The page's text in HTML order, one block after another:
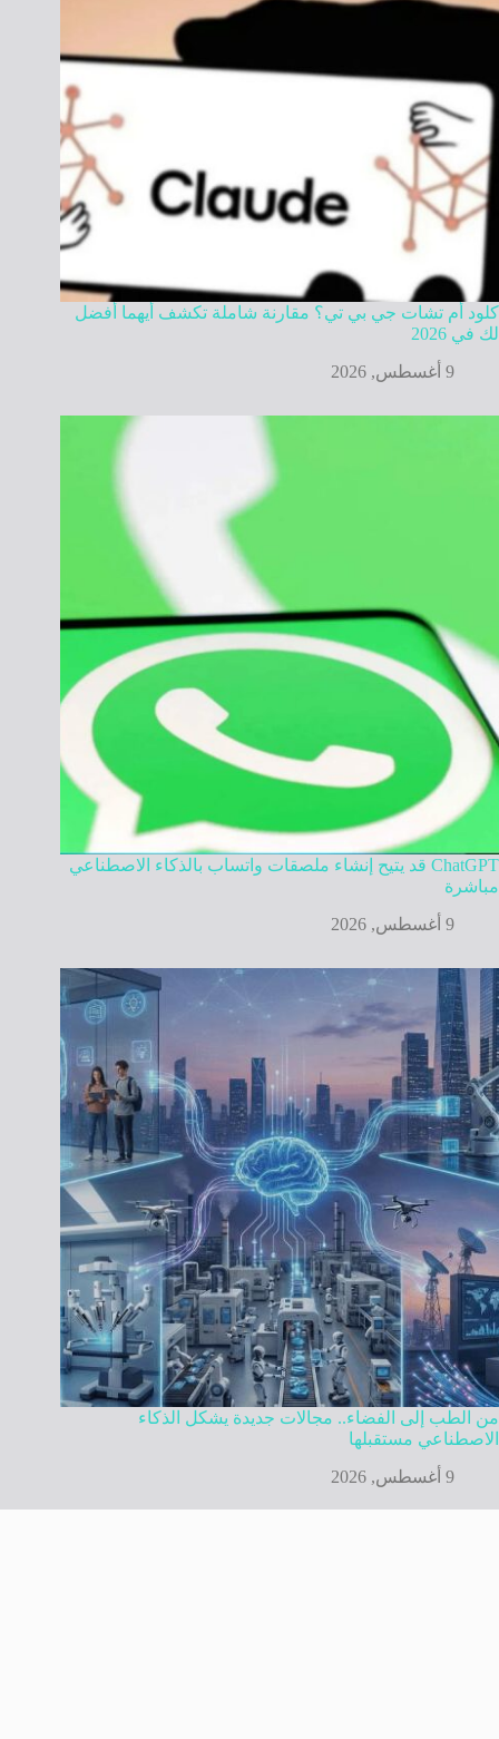
كلود أم تشات جي بي تي؟ مقارنة شاملة تكشف أيهما أفضل
لك في 2026
9 أغسطس, 2026
ChatGPT قد يتيح إنشاء ملصقات واتساب بالذكاء الاصطناعي
مباشرة
9 أغسطس, 2026
من الطب إلى الفضاء.. مجالات جديدة يشكل الذكاء
الاصطناعي مستقبلها
9 أغسطس, 2026